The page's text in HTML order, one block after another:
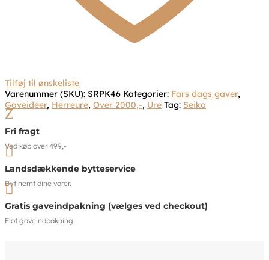
Tilføj til ønskeliste
Varenummer (SKU): SRPK46 Kategorier: Fars dags gaver,
Gaveidéer, Herreure, Over 2000,-, Ure Tag: Seiko
Z
Fri fragt
Ved køb over 499,-

Landsdækkende bytteservice
Byt nemt dine varer.

Gratis gaveindpakning (vælges ved checkout)
Flot gaveindpakning.